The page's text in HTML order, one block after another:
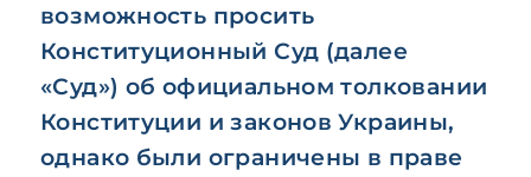
возможность просить
Конституционный Суд (далее
«Суд») об официальном толковании
Конституции и законов Украины,
однако были ограничены в праве